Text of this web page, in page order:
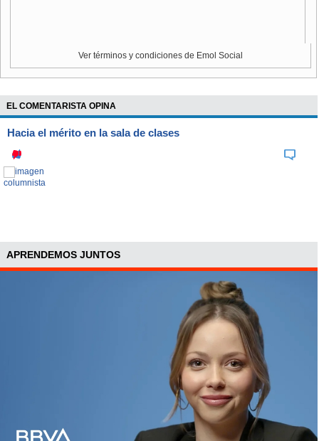
Ver términos y condiciones de Emol Social
EL COMENTARISTA OPINA
Hacia el mérito en la sala de clases
APRENDEMOS JUNTOS